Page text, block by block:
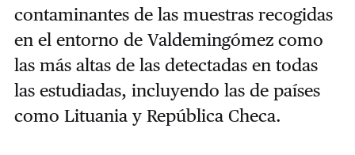
contaminantes de las muestras recogidas
en el entorno de Valdemingómez como
las más altas de las detectadas en todas
las estudiadas, incluyendo las de países
como Lituania y República Checa.